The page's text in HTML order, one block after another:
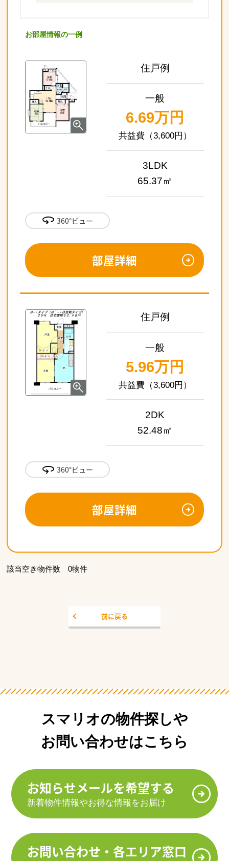
お部屋情報の一例
住戸例
一般
6.69万円
（3,600円）
3LDK
65.37㎡
360°ビュー
部屋詳細
住戸例
一般
5.96万円
（3,600円）
2DK
52.48㎡
360°ビュー
部屋詳細
該当空き物件数 0物件
前に戻る
スマリオの物件探しや
お問い合わせはこちら
お知らせメールを希望する
新着物件情報やお得な情報をお届け
お問い合わせ・各エリア窓口